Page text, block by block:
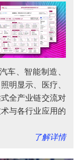
车、智能制造、
明显示、医疗、
全产业链交流对
与各行业应用的
了解详情